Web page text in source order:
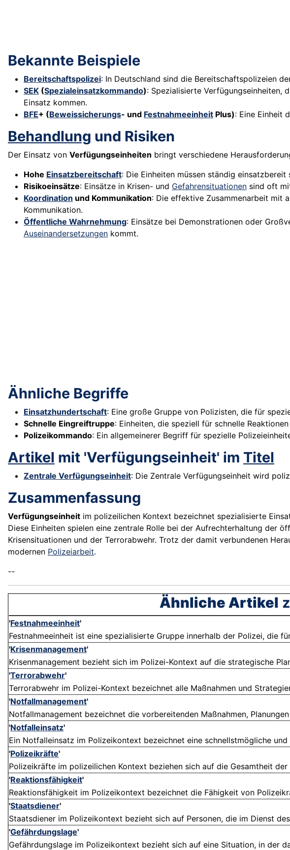
Bekannte Beispiele
Bereitschaftspolizei: In Deutschland sind die Bereitschaftspolizeien
SEK (Spezialeinsatzkommando): Spezialisierte Verfügungseinheiten,
Einsatz kommen.
BFE+ (Beweissicherungs- und Festnahmeeinheit Plus): Eine Einheit
Behandlung und Risiken
Der Einsatz von Verfügungseinheiten bringt verschiedene
Hohe Einsatzbereitschaft: Die Einheiten müssen ständig
Risikoeinsätze: Einsätze in Krisen- und Gefahrensituationen sind oft
Koordination und Kommunikation: Die effektive Zusammenarbeit mit
Kommunikation.
Öffentliche Wahrnehmung: Einsätze bei Demonstrationen oder
Auseinandersetzungen kommt.
Ähnliche Begriffe
Einsatzhundertschaft: Eine große Gruppe von Polizisten, die für
Schnelle Eingreiftruppe: Einheiten, die speziell für schnelle
Polizeikommando: Ein allgemeinerer Begriff für spezielle
Artikel mit 'Verfügungseinheit' im Titel
Zentrale Verfügungseinheit: Die Zentrale Verfügungseinheit wird
Zusammenfassung
Verfügungseinheit im polizeilichen Kontext bezeichnet spezialisierte
Diese Einheiten spielen eine zentrale Rolle bei der Aufrechterhaltung der
Krisensituationen und der Terrorabwehr. Trotz der damit verbundenen
modernen Polizeiarbeit.
--
Ähnliche Artikel
'Festnahmeeinheit'
Festnahmeeinheit ist eine spezialisierte Gruppe innerhalb der Polizei, die
'Krisenmanagement'
Krisenmanagement bezieht sich im Polizei-Kontext auf die strategische
'Terrorabwehr'
Terrorabwehr im Polizei-Kontext bezeichnet alle Maßnahmen und
'Notfallmanagement'
Notfallmanagement bezeichnet die vorbereitenden Maßnahmen,
'Notfalleinsatz'
Ein Notfalleinsatz im Polizeikontext bezeichnet eine schnellstmögliche
'Polizeikräfte'
Polizeikräfte im polizeilichen Kontext beziehen sich auf die Gesamtheit
'Reaktionsfähigkeit'
Reaktionsfähigkeit im Polizeikontext bezeichnet die Fähigkeit von
'Staatsdiener'
Staatsdiener im Polizeikontext bezieht sich auf Personen, die im Dienst
'Gefährdungslage'
Gefährdungslage im Polizeikontext bezieht sich auf eine Situation, in der